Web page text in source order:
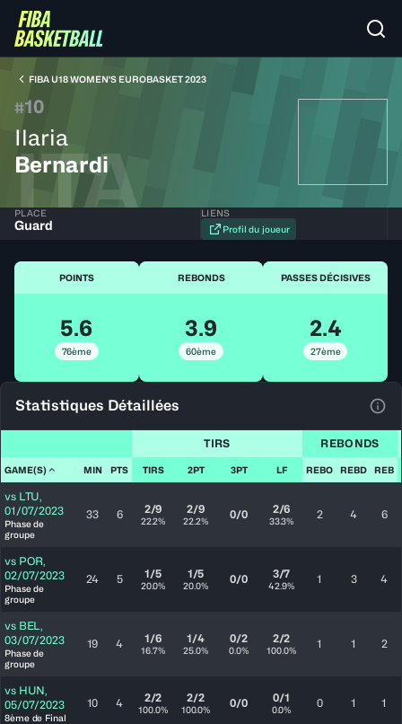
FIBA U18 WOMEN'S EUROBASKET 2023
#10
Ilaria
Bernardi
ITA
PLACE
Guard
LIENS
Profil du joueur
POINTS
5.6
76ème
REBONDS
3.9
60ème
PASSES DÉCISIVES
2.4
27ème
Statistiques Détaillées
TIRS REBONDS
GAME(S) MIN PTS TIRS 2PT 3PT LF REBO REBD REB
vs LTU,
01/07/2023
Phase de
groupe
33 6 2/9
22.2%
2/9
22.2% 0/0 2/6
33.3% 2 4 6
vs POR,
02/07/2023
Phase de
groupe
24 5 1/5
20.0%
1/5
20.0% 0/0 3/7
42.9% 1 3 4
vs BEL,
03/07/2023
Phase de
groupe
19 4 1/6
16.7%
1/4
25.0%
0/2
0.0%
2/2
100.0% 1 1 2
vs HUN,
05/07/2023
8ème de Final
10 4 2/2
100.0%
2/2
100.0% 0/0 0/1
0.0% 0 1 1